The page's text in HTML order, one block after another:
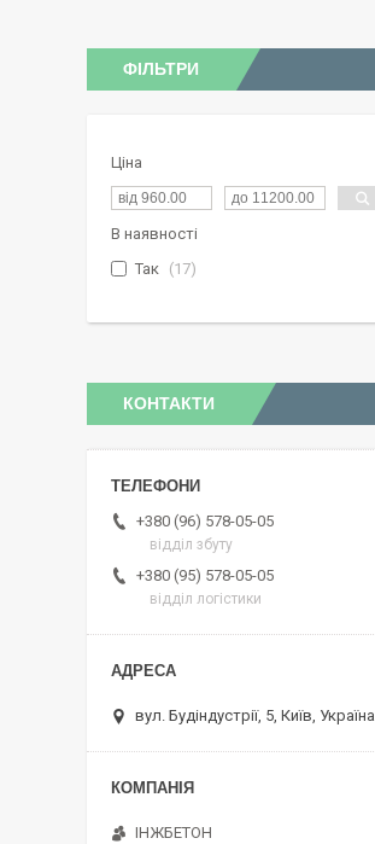
ФІЛЬТРИ
Ціна
В наявності
Так
17
КОНТАКТИ
+380 (96) 578-05-05
відділ збуту
+380 (95) 578-05-05
відділ логістики
вул. Будіндустрії, 5, Київ, Україна
ІНЖБЕТОН